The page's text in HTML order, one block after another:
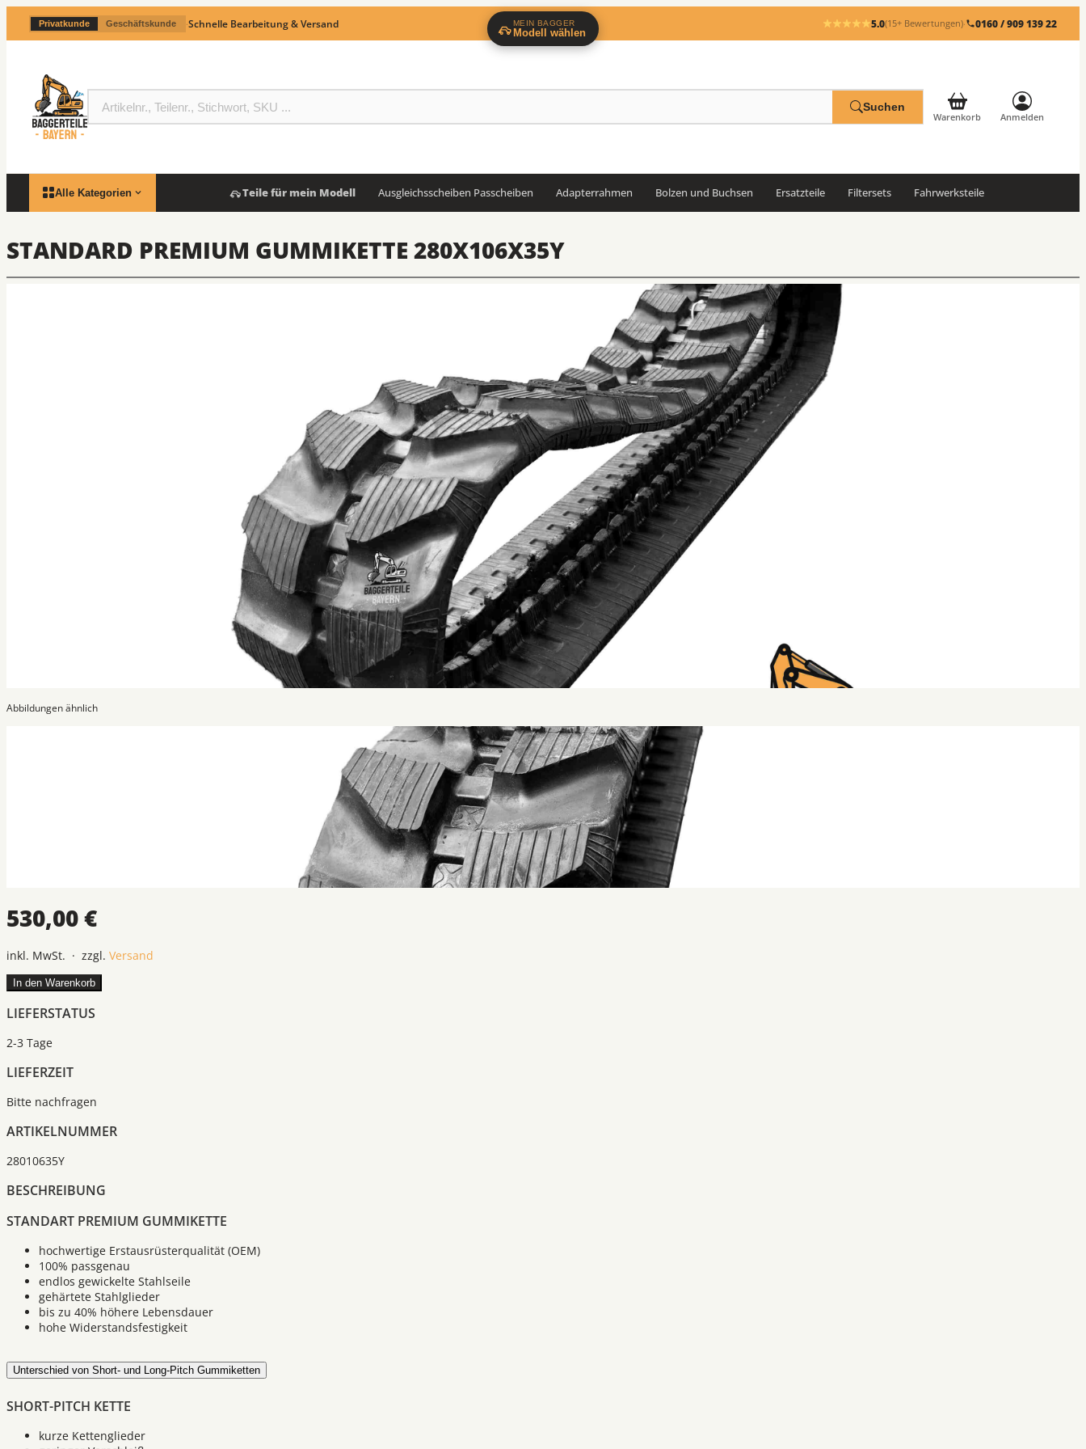
Privatkunde Geschäftskunde ·Schnelle Bearbeitung & Versand 5.0(15+ Bewertungen)· 0160 / 909 139 22
Suchen
Warenkorb Anmelden
Alle Kategorien Teile für mein Modell Ausgleichsscheiben Passcheiben Adapterrahmen Bolzen und Buchsen Ersatzteile Filtersets Fahrwerksteile
STANDARD PREMIUM GUMMIKETTE 280X106X35Y
Abbildungen ähnlich
530,00 €
inkl. MwSt. · zzgl. Versand
In den Warenkorb
LIEFERSTATUS
2-3 Tage
LIEFERZEIT
Bitte nachfragen
ARTIKELNUMMER
28010635Y
BESCHREIBUNG
STANDART PREMIUM GUMMIKETTE
hochwertige Erstausrüsterqualität (OEM)
100% passgenau
endlos gewickelte Stahlseile
gehärtete Stahlglieder
bis zu 40% höhere Lebensdauer
hohe Widerstandsfestigkeit
Unterschied von Short- und Long-Pitch Gummiketten
SHORT-PITCH KETTE
kurze Kettenglieder
MEIN BAGGER
Modell wählen